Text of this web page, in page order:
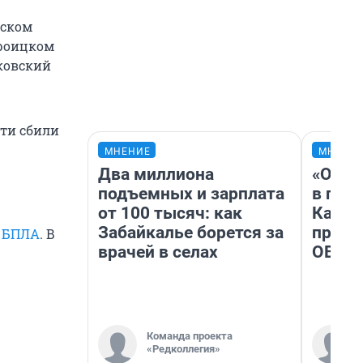
сбили
БПЛА. В
МНЕНИЕ
Два миллиона
подъемных и зарплата
от 100 тысяч: как
Забайкалье борется за
врачей в селах
Команда проекта
«Редколлегия»
в
Как в
ОВЗ